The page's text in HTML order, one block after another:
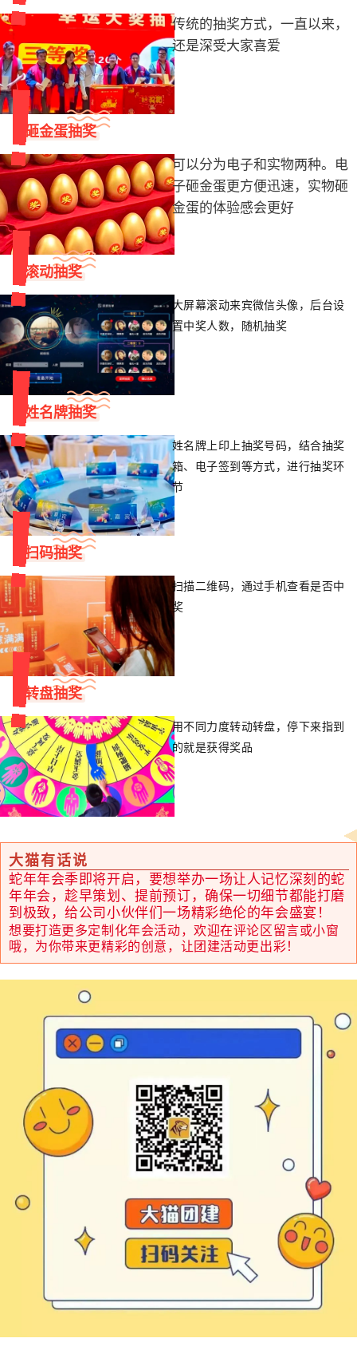
传统的抽奖方式，一直以来，
还是深受大家喜爱
砸金蛋抽奖
可以分为电子和实物两种。电
子砸金蛋更方便迅速，实物砸
金蛋的体验感会更好
滚动抽奖
大屏幕滚动来宾微信头像，后台设
置中奖人数，随机抽奖
姓名牌抽奖
姓名牌上印上抽奖号码，结合抽奖
箱、电子签到等方式，进行抽奖环
节
扫码抽奖
扫描二维码，通过手机查看是否中
奖
转盘抽奖
用不同力度转动转盘，停下来指到
的就是获得奖品
大猫有话说
蛇年年会季即将开启，要想举办一场让人记忆深刻的蛇
年年会，趁早策划、提前预订，确保一切细节都能打磨
到极致，给公司小伙伴们一场精彩绝伦的年会盛宴！
想要打造更多定制化年会活动，欢迎在评论区留言或小窗
哦，为你带来更精彩的创意，让团建活动更出彩！